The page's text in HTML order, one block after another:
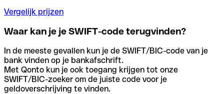
Vergelijk prijzen
Waar kan je je SWIFT-code terugvinden?
In de meeste gevallen kun je de SWIFT/BIC-code van je
bank vinden op je bankafschrift.
Met Qonto kun je ook toegang krijgen tot onze
SWIFT/BIC-zoeker om de juiste code voor je
geldoverschrijving te vinden.